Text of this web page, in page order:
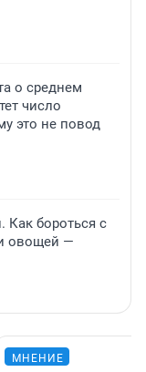
о среднем
число
это не повод
Как бороться с
овощей —
МНЕНИЕ